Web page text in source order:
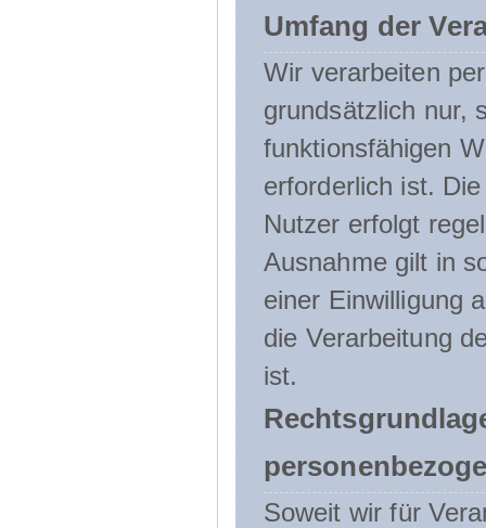
Umfang der
Wir verarbeiten
grundsätzlich nur,
funktionsfähigen
erforderlich ist.
Nutzer erfolgt
Ausnahme gilt in
einer Einwilligung
die Verarbeitung
ist.
Soweit wir für